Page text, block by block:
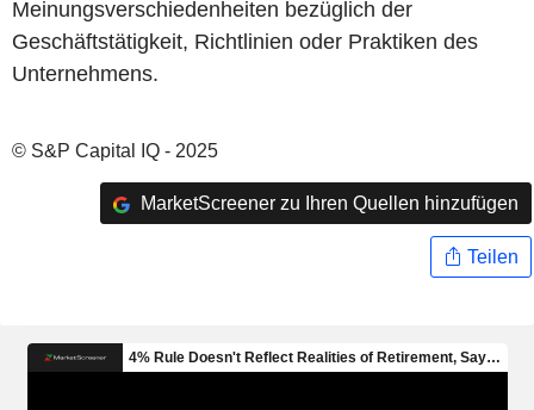
Meinungsverschiedenheiten bezüglich der
Geschäftstätigkeit, Richtlinien oder Praktiken des
Unternehmens.
© S&P Capital IQ - 2025
MarketScreener zu Ihren Quellen hinzufügen
Teilen